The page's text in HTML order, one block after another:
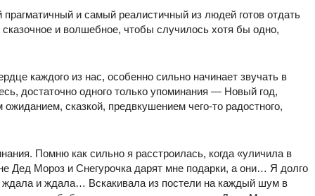
и самый реалистичный из людей готов отдать
и волшебное, чтобы случилось хотя бы одно,
каждого из нас, особенно сильно начинает звучать в
достаточно одного только упоминания — Новый год,
сказкой, предвкушением чего-то радостного,
Помню как сильно я расстроилась, когда «уличила в
Дед Мороз и Снегурочка дарят мне подарки, а они… Я долго
ждала и ждала… Вскакивала из постели на каждый шум в